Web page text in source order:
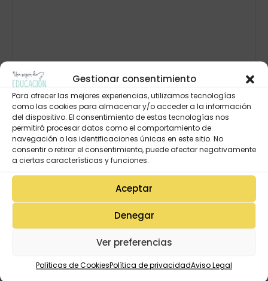
Gestionar consentimiento
Para ofrecer las mejores experiencias, utilizamos tecnologías
como las cookies para almacenar y/o acceder a la información
del dispositivo. El consentimiento de estas tecnologías nos
permitirá procesar datos como el comportamiento de
navegación o las identificaciones únicas en este sitio. No
consentir o retirar el consentimiento, puede afectar negativamente
a ciertas características y funciones.
Aceptar
Denegar
Ver preferencias
Políticas de CookiesPolítica de privacidadAviso Legal